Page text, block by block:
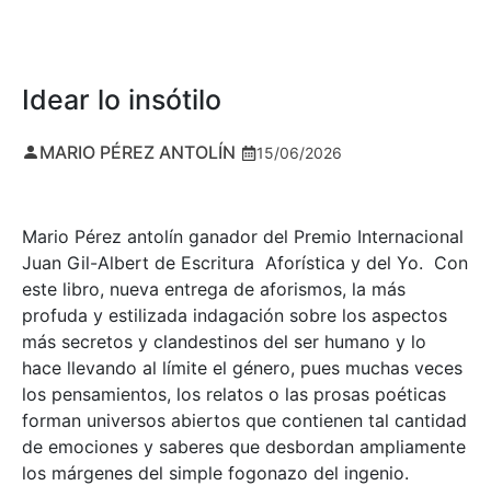
Idear lo insótilo
MARIO PÉREZ ANTOLÍN 15/06/2026
Mario Pérez antolín ganador del Premio Internacional
Juan Gil-Albert de Escritura Aforística y del Yo. Con
este libro, nueva entrega de aforismos, la más
profuda y estilizada indagación sobre los aspectos
más secretos y clandestinos del ser humano y lo
hace llevando al límite el género, pues muchas veces
los pensamientos, los relatos o las prosas poéticas
forman universos abiertos que contienen tal cantidad
de emociones y saberes que desbordan ampliamente
los márgenes del simple fogonazo del ingenio.